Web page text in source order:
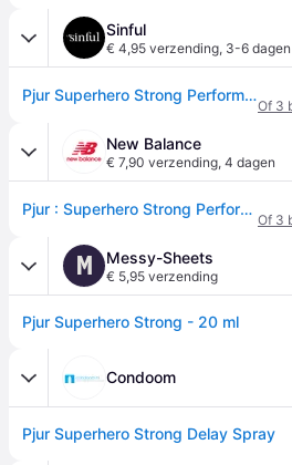
Sinful
€ 4,95 verzending, 3-6 dagen
Pjur Superhero Strong Performance Spray 20 ml - Doorzichtig
Of 3
New Balance
€ 7,90 verzending, 4 dagen
Pjur : Superhero Strong Performance Spray
Of 3
M Messy-Sheets
€ 5,95 verzending
Pjur Superhero Strong - 20 ml
Condoom
Pjur Superhero Strong Delay Spray